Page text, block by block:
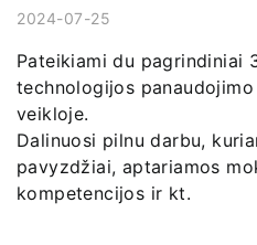
2024-07-25
Pateikiami du pagrindiniai
technologijos
veikloje.
Dalinuosi pilnu darbu,
pavyzdžiai, aptariamos
kompetencijos ir kt.